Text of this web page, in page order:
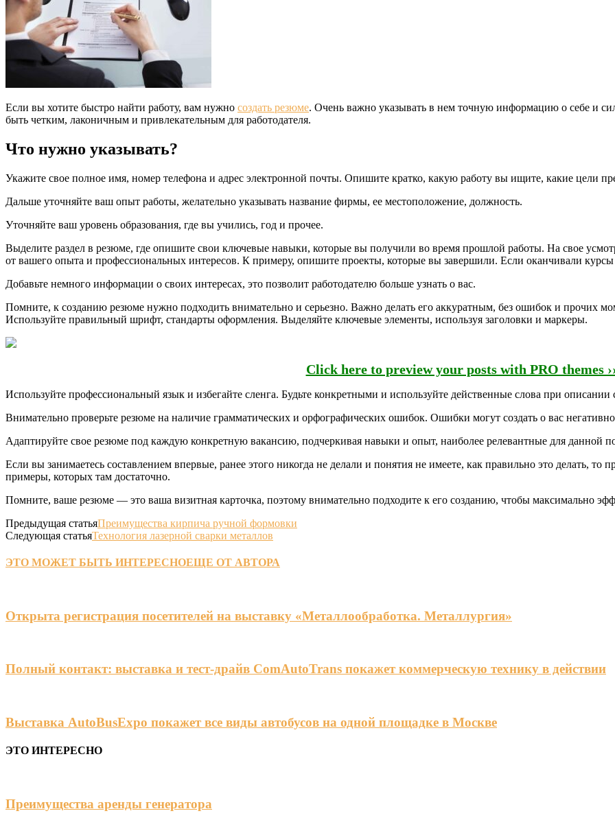
Если вы хотите быстро найти работу, вам нужно создать резюме. Очень важно указывать в нем точную информацию о себе и
быть четким, лаконичным и привлекательным для работодателя.
Что нужно указывать?
Укажите свое полное имя, номер телефона и адрес электронной почты. Опишите кратко, какую работу вы ищите, какие цели
Дальше уточняйте ваш опыт работы, желательно указывать название фирмы, ее местоположение, должность.
Уточняйте ваш уровень образования, где вы учились, год и прочее.
Выделите раздел в резюме, где опишите свои ключевые навыки, которые вы получили во время прошлой работы. На свое
от вашего опыта и профессиональных интересов. К примеру, опишите проекты, которые вы завершили. Если оканчивали
Добавьте немного информации о своих интересах, это позволит работодателю больше узнать о вас.
Помните, к созданию резюме нужно подходить внимательно и серьезно. Важно делать его аккуратным, без ошибок и прочих
Используйте правильный шрифт, стандарты оформления. Выделяйте ключевые элементы, используя заголовки и маркеры.
Click here to preview your posts with PRO themes
Используйте профессиональный язык и избегайте сленга. Будьте конкретными и используйте действенные слова при
Внимательно проверьте резюме на наличие грамматических и орфографических ошибок. Ошибки могут создать о вас
Адаптируйте свое резюме под каждую конкретную вакансию, подчеркивая навыки и опыт, наиболее релевантные для данной
Если вы занимаетесь составлением впервые, ранее этого никогда не делали и понятия не имеете, как правильно это делать, то
примеры, которых там достаточно.
Помните, ваше резюме — это ваша визитная карточка, поэтому внимательно подходите к его созданию, чтобы максимально
Предыдущая статьяПреимущества кирпича ручной формовки
Следующая статьяТехнология лазерной сварки металлов
ЭТО МОЖЕТ БЫТЬ ИНТЕРЕСНОЕЩЕ ОТ АВТОРА
Открыта регистрация посетителей на выставку «Металлообработка. Металлургия»
Полный контакт: выставка и тест-драйв ComAutoTrans покажет коммерческую технику в действии
Выставка AutoBusExpo покажет все виды автобусов на одной площадке в Москве
ЭТО ИНТЕРЕСНО
Преимущества аренды генератора